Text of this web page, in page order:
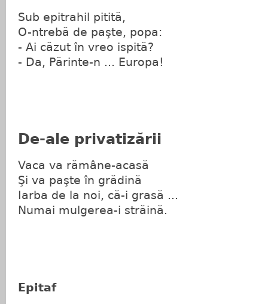
Sub epitrahil pitită,
O-ntrebă de paşte, popa:
- Ai căzut în vreo ispită?
- Da, Părinte-n ... Europa!
De-ale privatizării
Vaca va rămâne-acasă
Şi va paşte în grădină
Iarba de la noi, că-i grasă ...
Numai mulgerea-i străină.
Epitaf